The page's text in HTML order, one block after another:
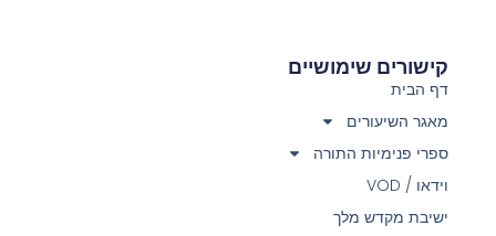
קישורים שימושיים
דף הבית
מאגר השיעורים
ספרי פנימיות התורה
וידאו / VOD
ישיבת מקדש מלך